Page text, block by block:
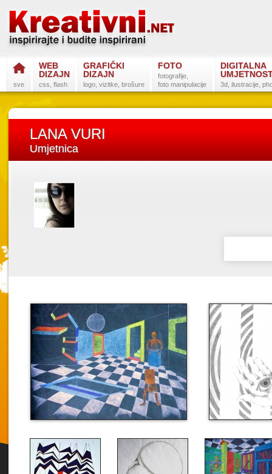
sve
WEB
DIZAJN
css, flash
GRAFIČKI
DIZAJN
logo, vizitke, brošure
FOTO
fotografije,
foto manipulacije
DIGITALNA
3d, ilustracije,
LANA VURI
Umjetnica
Postanite